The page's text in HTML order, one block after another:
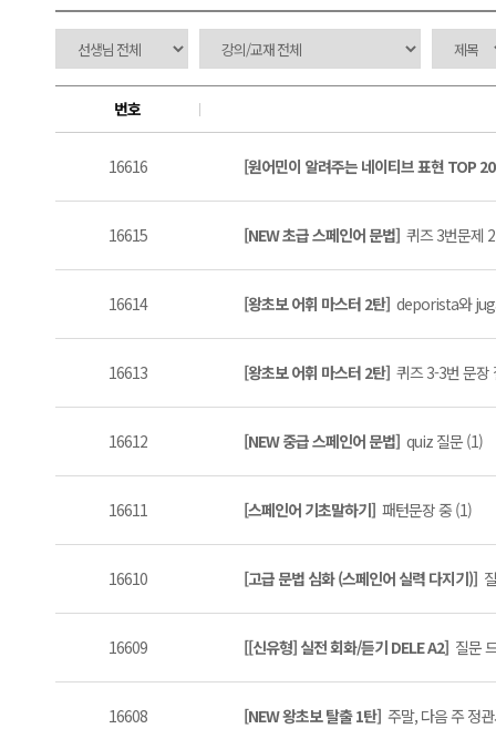
번호
16616 [원어민이 알려주는 네이티브 표현 TOP
16615 [NEW 초급 스페인어 문법] 퀴즈 3번문제
16614 [왕초보 어휘 마스터 2탄] deporista와
16613 [왕초보 어휘 마스터 2탄] 퀴즈 3-3번 문장
16612 [NEW 중급 스페인어 문법] quiz 질문 (1)
16611 [스페인어 기초말하기] 패턴문장 중 (1)
16610 [고급 문법 심화 (스페인어 실력 다지기)]
16609 [[신유형] 실전 회화/듣기 DELE A2] 질문
16608 [NEW 왕초보 탈출 1탄] 주말, 다음 주 정